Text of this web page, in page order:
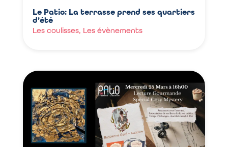
Le Patio: La terrasse prend ses quartiers
d’été
Les coulisses, Les évènements